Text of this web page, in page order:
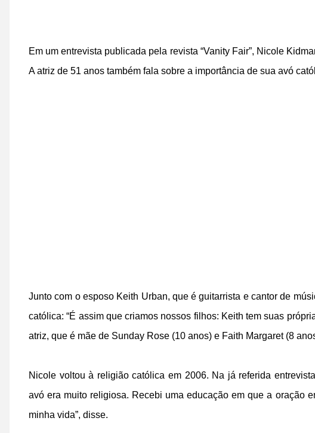
Em um entrevista publicada pela revista “Vanity Fair”, Nicole
A atriz de 51 anos também fala sobre a importância de sua avó
Junto com o esposo Keith Urban, que é guitarrista e cantor de
católica: “É assim que criamos nossos filhos: Keith tem suas
atriz, que é mãe de Sunday Rose (10 anos) e Faith Margaret (8
Nicole voltou à religião católica em 2006. Na já referida
avó era muito religiosa. Recebi uma educação em que a oração
minha vida”, disse.